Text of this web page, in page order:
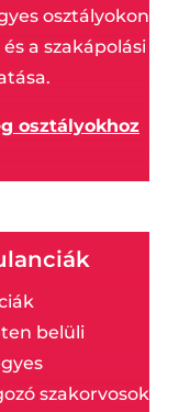
osztályokon
a szakápolási
osztályokhoz
belüli
szakorvosok